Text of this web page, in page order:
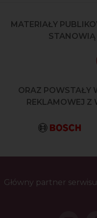
MATERIAŁY
STANOWIĄ
ORAZ POWSTAŁY
REKLAMOWEJ Z
Główny partner serwisu